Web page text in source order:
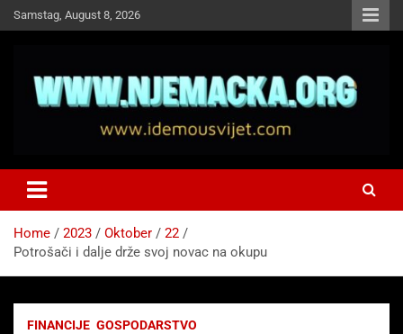
Skip
to
Samstag, August 8, 2026
Idemo u Svijet-Njemacka!
Home 2023 Oktober
22
Potrošači i dalje drže svoj novac na okupu
FINANCIJE GOSPODARSTVO